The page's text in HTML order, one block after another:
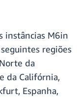
instâncias M6in
regiões
da
da Califórnia,
Espanha,